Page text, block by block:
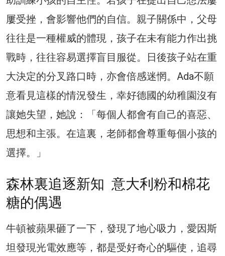
屢受挫，會影響他們的自信。親子關係中，父母
往往是一種權威的體現，孩子在未有能力作出挑
戰時，往往容易選擇盲目服從。日後孩子站在重
大決定的分叉路口時，亦會倍感迷惘。Ada不願
意看見這樣的情況發生，幸好德國的幼稚園沒有
讓她失望，她說：「每個人都會有自己的喜惡、
思想和主張。在這裏，老師都會尊重每個小孩的
選擇。」
森林裏追逐新知 意大利粉和棉花
糖的偶遇
牛頓被蘋果砸了一下，發現了地心吸力，愛因斯
坦發現光電效應等，都是受好奇心的驅使，追尋